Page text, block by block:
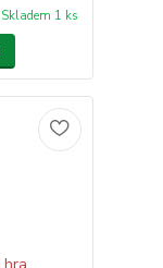
Skladem 1 ks